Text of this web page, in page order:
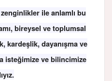
ile anlamlı bu
bireysel ve toplumsal
kardeşlik, dayanışma ve
isteğimize ve bilincimize